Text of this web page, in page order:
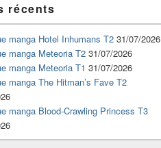
récents
manga Hotel Inhumans T2 31/07/2026
manga Meteoria T2 31/07/2026
manga Meteoria T1 31/07/2026
manga The Hitman’s Fave T2
manga Blood-Crawling Princess T3